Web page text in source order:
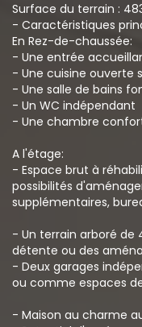
Surface du terrain :
- Caractéristiques
En Rez-de-chaussée:
- Une entrée
- Une cuisine ouverte
- Une salle de bains
- Un WC indépendant
- Une chambre
A l'étage:
- Espace brut à
possibilités
supplémentaires,
- Un terrain arboré de
détente ou des
- Deux garages
ou comme espaces
- Maison au charme